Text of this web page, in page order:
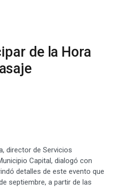
de la Hora
director de Servicios
Capital, dialogó con
detalles de este evento que
septiembre, a partir de las